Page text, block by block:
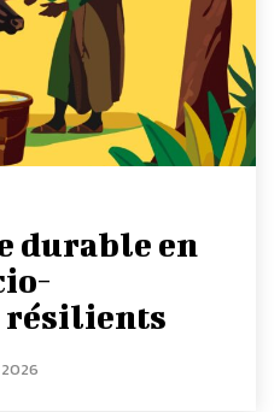
durable en
résilients